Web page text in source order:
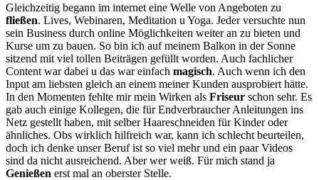
Gleichzeitig begann im internet eine Welle von Angeboten zu
fließen. Lives, Webinaren, Meditation u Yoga. Jeder versuchte nun
sein Business durch online Möglichkeiten weiter an zu bieten und
Kurse um zu bauen. So bin ich auf meinem Balkon in der Sonne
sitzend mit viel tollen Beiträgen gefüllt worden. Auch fachlicher
Content war dabei u das war einfach magisch. Auch wenn ich den
Input am liebsten gleich an einem meiner Kunden ausprobiert hätte.
In den Momenten fehlte mir mein Wirken als Friseur schon sehr. Es
gab auch einige Kollegen, die für Endverbraucher Anleitungen ins
Netz gestellt haben, mit selber Haareschneiden für Kinder oder
ähnliches. Obs wirklich hilfreich war, kann ich schlecht beurteilen,
doch ich denke unser Beruf ist so viel mehr und ein paar Videos
sind da nicht ausreichend. Aber wer weiß. Für mich stand ja
Genießen erst mal an oberster Stelle.